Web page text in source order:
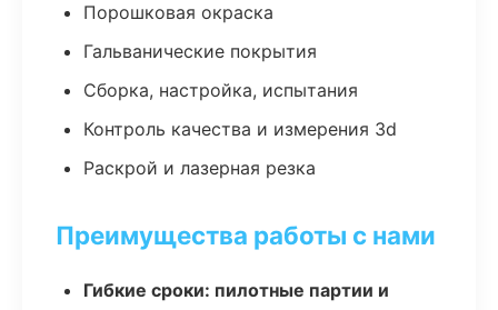
Порошковая окраска
Гальванические покрытия
Сборка, настройка, испытания
Контроль качества и измерения 3d
Раскрой и лазерная резка
Преимущества работы с нами
Гибкие сроки: пилотные партии и